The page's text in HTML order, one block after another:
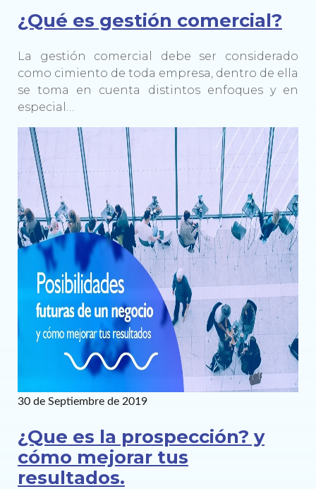
¿Qué es gestión comercial?
La gestión comercial debe ser considerado
como cimiento de toda empresa, dentro de ella
se toma en cuenta distintos enfoques y en
especial…
30 de Septiembre de 2019
¿Que es la prospección? y
cómo mejorar tus
resultados.